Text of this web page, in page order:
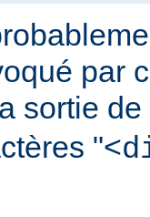
par
sortie de
"<